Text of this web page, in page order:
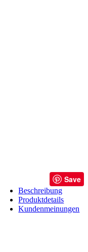
Save
Beschreibung
Produktdetails
Kundenmeinungen